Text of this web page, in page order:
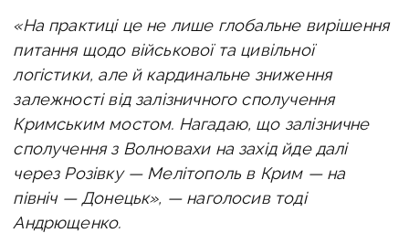
«На практиці це не лише глобальне вирішення
питання щодо військової та цивільної
логістики, але й кардинальне зниження
залежності від залізничного сполучення
Кримським мостом. Нагадаю, що залізничне
сполучення з Волновахи на захід йде далі
через Розівку — Мелітополь в Крим — на
північ — Донецьк», — наголосив тоді
Андрющенко.